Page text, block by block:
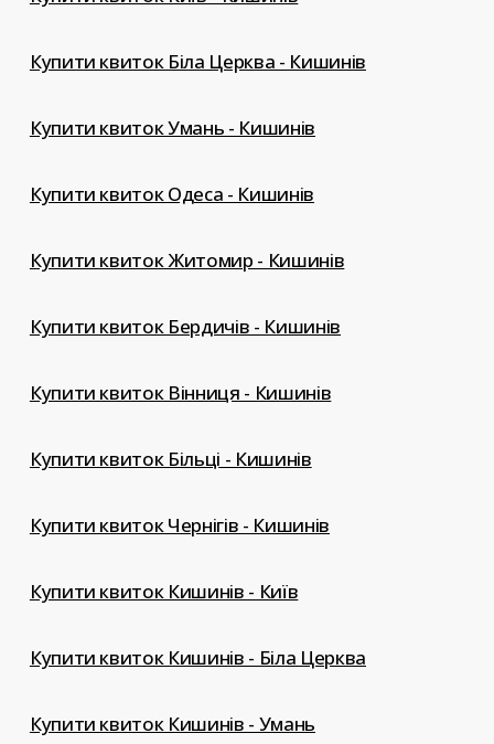
Купити квиток Біла Церква - Кишинів
Купити квиток Умань - Кишинів
Купити квиток Одеса - Кишинів
Купити квиток Житомир - Кишинів
Купити квиток Бердичів - Кишинів
Купити квиток Вінниця - Кишинів
Купити квиток Більці - Кишинів
Купити квиток Чернігів - Кишинів
Купити квиток Кишинів - Київ
Купити квиток Кишинів - Біла Церква
Купити квиток Кишинів - Умань